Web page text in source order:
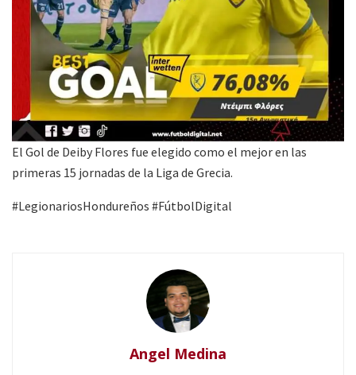
El Gol de Deiby Flores fue elegido como el mejor en las
primeras 15 jornadas de la Liga de Grecia.
#LegionariosHondureños #FútbolDigital
Angel Medina